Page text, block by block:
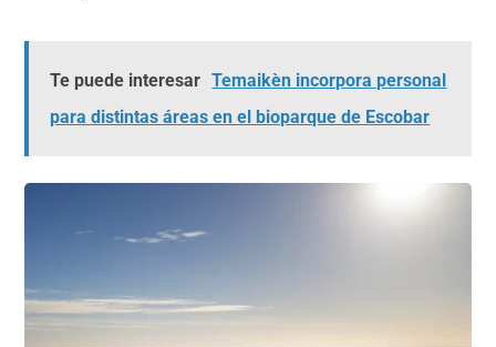
Te puede interesar Temaikèn incorpora personal
para distintas áreas en el bioparque de Escobar